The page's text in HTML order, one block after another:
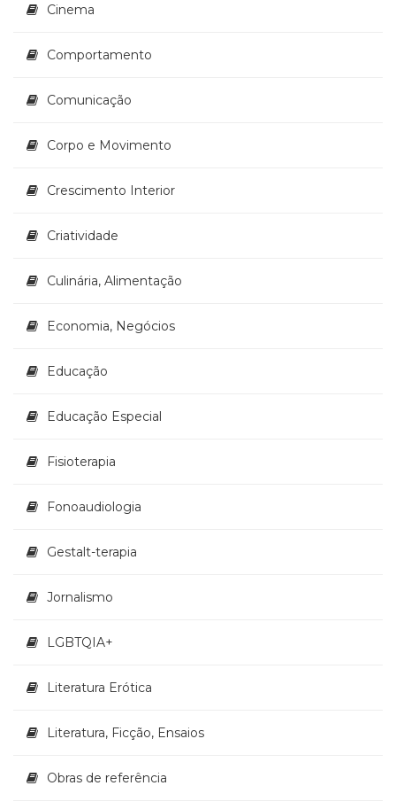
Televisão
Temas
Terapia
(21)
e
Turismo
Vida
(32)
Cinema
Comportamento
Comunicação
Corpo e Movimento
Crescimento Interior
Criatividade
Culinária, Alimentação
Economia, Negócios
Educação
Educação Especial
Fisioterapia
Fonoaudiologia
Gestalt-terapia
Jornalismo
LGBTQIA+
Literatura Erótica
Literatura, Ficção, Ensaios
Obras de referência